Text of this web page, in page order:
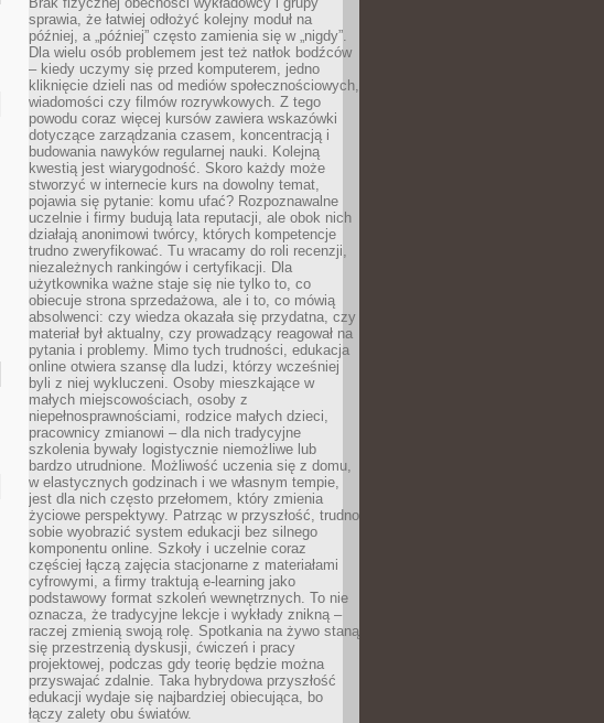
sprawia, że łatwiej odłożyć kolejny moduł na
później, a „później” często zamienia się w „nigdy”.
Dla wielu osób problemem jest też natłok bodźców
– kiedy uczymy się przed komputerem, jedno
kliknięcie dzieli nas od mediów społecznościowych,
wiadomości czy filmów rozrywkowych. Z tego
powodu coraz więcej kursów zawiera wskazówki
dotyczące zarządzania czasem, koncentracją i
budowania nawyków regularnej nauki. Kolejną
kwestią jest wiarygodność. Skoro każdy może
stworzyć w internecie kurs na dowolny temat,
pojawia się pytanie: komu ufać? Rozpoznawalne
uczelnie i firmy budują lata reputacji, ale obok nich
działają anonimowi twórcy, których kompetencje
trudno zweryfikować. Tu wracamy do roli recenzji,
niezależnych rankingów i certyfikacji. Dla
użytkownika ważne staje się nie tylko to, co
obiecuje strona sprzedażowa, ale i to, co mówią
absolwenci: czy wiedza okazała się przydatna, czy
materiał był aktualny, czy prowadzący reagował na
pytania i problemy. Mimo tych trudności, edukacja
online otwiera szansę dla ludzi, którzy wcześniej
byli z niej wykluczeni. Osoby mieszkające w
małych miejscowościach, osoby z
niepełnosprawnościami, rodzice małych dzieci,
pracownicy zmianowi – dla nich tradycyjne
szkolenia bywały logistycznie niemożliwe lub
bardzo utrudnione. Możliwość uczenia się z domu,
w elastycznych godzinach i we własnym tempie,
jest dla nich często przełomem, który zmienia
życiowe perspektywy. Patrząc w przyszłość, trudno
sobie wyobrazić system edukacji bez silnego
komponentu online. Szkoły i uczelnie coraz
częściej łączą zajęcia stacjonarne z materiałami
cyfrowymi, a firmy traktują e-learning jako
podstawowy format szkoleń wewnętrznych. To nie
oznacza, że tradycyjne lekcje i wykłady znikną –
raczej zmienią swoją rolę. Spotkania na żywo staną
się przestrzenią dyskusji, ćwiczeń i pracy
projektowej, podczas gdy teorię będzie można
przyswajać zdalnie. Taka hybrydowa przyszłość
edukacji wydaje się najbardziej obiecująca, bo
łączy zalety obu światów.